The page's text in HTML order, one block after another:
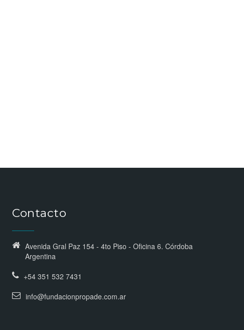
Contacto
Avenida Gral Paz 154 - 4to Piso - Oficina 6. Córdoba
Argentina
+54 351 532 7431
info@fundacionpropade.com.ar